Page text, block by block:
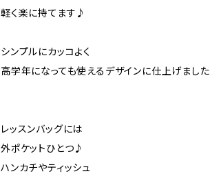
軽く楽に持てます♪
シンプルにカッコよく
高学年になっても使えるデザインに仕上げました
レッスンバッグには
外ポケットひとつ♪
ハンカチやティッシュ